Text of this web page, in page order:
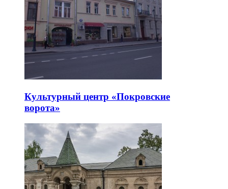
Культурный центр «Покровские
ворота»